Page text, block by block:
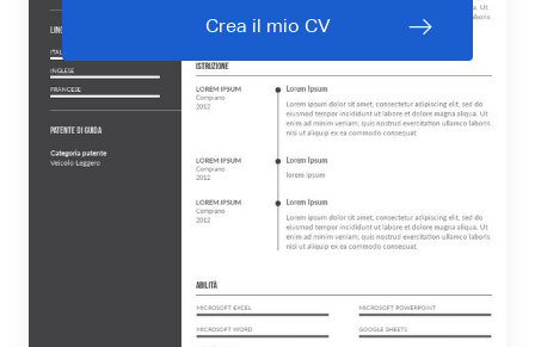
Crea il mio CV